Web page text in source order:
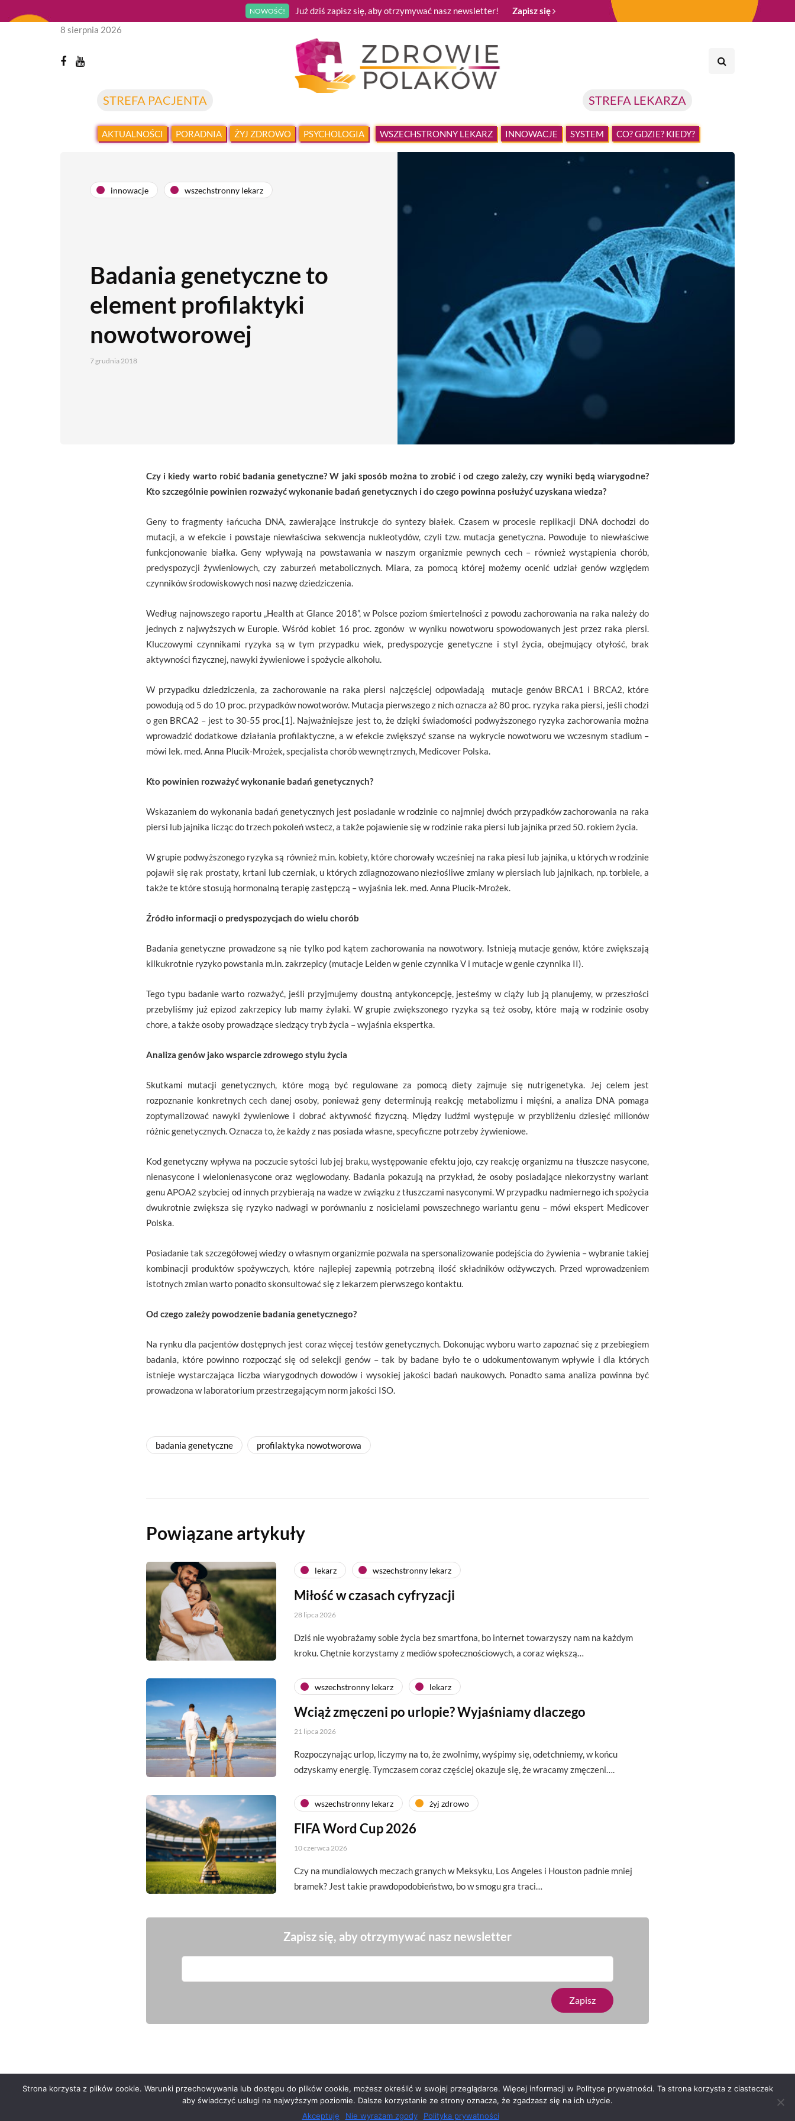
NOWOŚĆ! Już dziś zapisz się, aby otrzymywać nasz newsletter! Zapisz się
STREFA PACJENTA STREFA LEKARZA
8 sierpnia 2026
AKTUALNOŚCI PORADNIA ŻYJ ZDROWO PSYCHOLOGIA WSZECHSTRONNY LEKARZ INNOWACJE SYSTEM CO? GDZIE? KIEDY?
innowacje wszechstronny lekarz
Badania genetyczne to
element profilaktyki
nowotworowej
7 grudnia 2018
Czy i kiedy warto robić badania genetyczne? W jaki sposób można to zrobić i od czego zależy, czy wyniki będą wiarygodne?
Kto szczególnie powinien rozważyć wykonanie badań genetycznych i do czego powinna posłużyć uzyskana wiedza?
Geny to fragmenty łańcucha DNA, zawierające instrukcje do syntezy białek. Czasem w procesie replikacji DNA dochodzi do
mutacji, a w efekcie i powstaje niewłaściwa sekwencja nukleotydów, czyli tzw. mutacja genetyczna. Powoduje to niewłaściwe
funkcjonowanie białka. Geny wpływają na powstawania w naszym organizmie pewnych cech – również wystąpienia chorób,
predyspozycji żywieniowych, czy zaburzeń metabolicznych. Miara, za pomocą której możemy ocenić udział genów względem
czynników środowiskowych nosi nazwę dziedziczenia.
Według najnowszego raportu „Health at Glance 2018”, w Polsce poziom śmiertelności z powodu zachorowania na raka należy do
jednych z najwyższych w Europie. Wśród kobiet 16 proc. zgonów w wyniku nowotworu spowodowanych jest przez raka piersi.
Kluczowymi czynnikami ryzyka są w tym przypadku wiek, predyspozycje genetyczne i styl życia, obejmujący otyłość, brak
aktywności fizycznej, nawyki żywieniowe i spożycie alkoholu.
W przypadku dziedziczenia, za zachorowanie na raka piersi najczęściej odpowiadają mutacje genów BRCA1 i BRCA2, które
powodują od 5 do 10 proc. przypadków nowotworów. Mutacja pierwszego z nich oznacza aż 80 proc. ryzyka raka piersi, jeśli chodzi
o gen BRCA2 – jest to 30-55 proc.[1]. Najważniejsze jest to, że dzięki świadomości podwyższonego ryzyka zachorowania można
wprowadzić dodatkowe działania profilaktyczne, a w efekcie zwiększyć szanse na wykrycie nowotworu we wczesnym stadium –
mówi lek. med. Anna Plucik-Mrożek, specjalista chorób wewnętrznych, Medicover Polska.
Kto powinien rozważyć wykonanie badań genetycznych?
Wskazaniem do wykonania badań genetycznych jest posiadanie w rodzinie co najmniej dwóch przypadków zachorowania na raka
piersi lub jajnika licząc do trzech pokoleń wstecz, a także pojawienie się w rodzinie raka piersi lub jajnika przed 50. rokiem życia.
W grupie podwyższonego ryzyka są również m.in. kobiety, które chorowały wcześniej na raka piesi lub jajnika, u których w rodzinie
pojawił się rak prostaty, krtani lub czerniak, u których zdiagnozowano niezłośliwe zmiany w piersiach lub jajnikach, np. torbiele, a
także te które stosują hormonalną terapię zastępczą – wyjaśnia lek. med. Anna Plucik-Mrożek.
Źródło informacji o predyspozycjach do wielu chorób
Badania genetyczne prowadzone są nie tylko pod kątem zachorowania na nowotwory. Istnieją mutacje genów, które zwiększają
kilkukrotnie ryzyko powstania m.in. zakrzepicy (mutacje Leiden w genie czynnika V i mutacje w genie czynnika II).
Tego typu badanie warto rozważyć, jeśli przyjmujemy doustną antykoncepcję, jesteśmy w ciąży lub ją planujemy, w przeszłości
przebyliśmy już epizod zakrzepicy lub mamy żylaki. W grupie zwiększonego ryzyka są też osoby, które mają w rodzinie osoby
chore, a także osoby prowadzące siedzący tryb życia – wyjaśnia ekspertka.
Analiza genów jako wsparcie zdrowego stylu życia
Skutkami mutacji genetycznych, które mogą być regulowane za pomocą diety zajmuje się nutrigenetyka. Jej celem jest
rozpoznanie konkretnych cech danej osoby, ponieważ geny determinują reakcję metabolizmu i mięśni, a analiza DNA pomaga
zoptymalizować nawyki żywieniowe i dobrać aktywność fizyczną. Między ludźmi występuje w przybliżeniu dziesięć milionów
różnic genetycznych. Oznacza to, że każdy z nas posiada własne, specyficzne potrzeby żywieniowe.
Kod genetyczny wpływa na poczucie sytości lub jej braku, występowanie efektu jojo, czy reakcję organizmu na tłuszcze nasycone,
nienasycone i wielonienasycone oraz węglowodany. Badania pokazują na przykład, że osoby posiadające niekorzystny wariant
genu APOA2 szybciej od innych przybierają na wadze w związku z tłuszczami nasyconymi. W przypadku nadmiernego ich spożycia
dwukrotnie zwiększa się ryzyko nadwagi w porównaniu z nosicielami powszechnego wariantu genu – mówi ekspert Medicover
Polska.
Posiadanie tak szczegółowej wiedzy o własnym organizmie pozwala na spersonalizowanie podejścia do żywienia – wybranie takiej
kombinacji produktów spożywczych, które najlepiej zapewnią potrzebną ilość składników odżywczych. Przed wprowadzeniem
istotnych zmian warto ponadto skonsultować się z lekarzem pierwszego kontaktu.
Od czego zależy powodzenie badania genetycznego?
Na rynku dla pacjentów dostępnych jest coraz więcej testów genetycznych. Dokonując wyboru warto zapoznać się z przebiegiem
badania, które powinno rozpocząć się od selekcji genów – tak by badane było te o udokumentowanym wpływie i dla których
istnieje wystarczająca liczba wiarygodnych dowodów i wysokiej jakości badań naukowych. Ponadto sama analiza powinna być
prowadzona w laboratorium przestrzegającym norm jakości ISO.
badania genetyczne profilaktyka nowotworowa
Powiązane artykuły
lekarz wszechstronny lekarz
Miłość w czasach cyfryzacji
28 lipca 2026
Dziś nie wyobrażamy sobie życia bez smartfona, bo internet towarzyszy nam na każdym
kroku. Chętnie korzystamy z mediów społecznościowych, a coraz większą…
wszechstronny lekarz lekarz
Wciąż zmęczeni po urlopie? Wyjaśniamy dlaczego
21 lipca 2026
Rozpoczynając urlop, liczymy na to, że zwolnimy, wyśpimy się, odetchniemy, w końcu
odzyskamy energię. Tymczasem coraz częściej okazuje się, że wracamy zmęczeni….
wszechstronny lekarz żyj zdrowo
FIFA Word Cup 2026
10 czerwca 2026
Czy na mundialowych meczach granych w Meksyku, Los Angeles i Houston padnie mniej
bramek? Jest takie prawdopodobieństwo, bo w smogu gra traci…
Zapisz się, aby otrzymywać nasz newsletter
Grzegorz Sztank.
Strona korzysta z plików cookie. Warunki przechowywania lub dostępu do plików cookie, możesz określić w swojej przeglądarce. Więcej informacji w Polityce prywatności. Ta strona korzysta z ciasteczek
aby świadczyć usługi na najwyższym poziomie. Dalsze korzystanie ze strony oznacza, że zgadzasz się na ich użycie.
Akceptuję
Nie wyrażam zgody Polityka prywatności